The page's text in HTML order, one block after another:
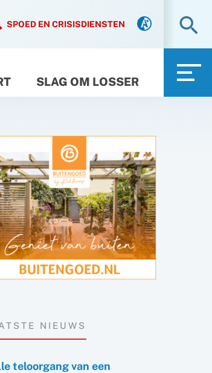
SPOED EN CRISISDIENSTEN
SLAG OM LOSSER
NIEUWS
teloorgang van een